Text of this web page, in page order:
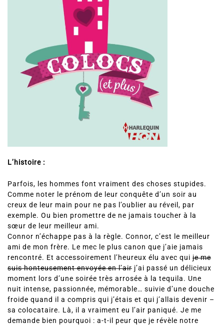
L’histoire :
Parfois, les hommes font vraiment des choses stupides.
Comme noter le prénom de leur conquête d’un soir au
creux de leur main pour ne pas l’oublier au réveil, par
exemple. Ou bien promettre de ne jamais toucher à la
sœur de leur meilleur ami.
Connor n’échappe pas à la règle. Connor, c’est le meilleur
ami de mon frère. Le mec le plus canon que j’aie jamais
rencontré. Et accessoirement l’heureux élu avec qui je me
suis honteusement envoyée en l’air j’ai passé un délicieux
moment lors d’une soirée très arrosée à la tequila. Une
nuit intense, passionnée, mémorable… suivie d’une douche
froide quand il a compris qui j’étais et qui j’allais devenir –
sa colocataire. Là, il a vraiment eu l’air paniqué. Je me
demande bien pourquoi : a-t-il peur que je révèle notre